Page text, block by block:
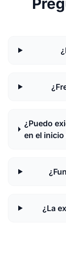
¿Puedo
en el
¿La